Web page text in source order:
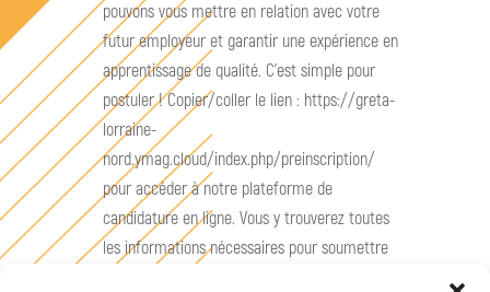
pouvons vous mettre en relation avec votre
futur employeur et garantir une expérience en
apprentissage de qualité. C’est simple pour
postuler ! Copier/coller le lien : https://greta-
lorraine-
nord.ymag.cloud/index.php/preinscription/
pour accéder à notre plateforme de
candidature en ligne. Vous y trouverez toutes
les informations nécessaires pour soumettre